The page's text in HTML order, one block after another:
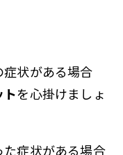
症状がある場合
を心掛けましょ
た症状がある場合